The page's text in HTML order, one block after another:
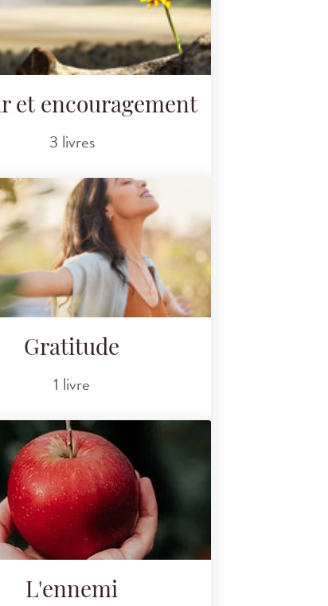
et encouragement
3 livres
Gratitude
1 livre
L'ennemi